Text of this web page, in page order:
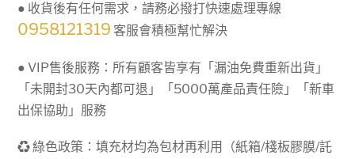
● 收貨後有任何需求，請務必撥打快速處理專線
0958121319 客服會積極幫忙解決
● VIP售後服務：所有顧客皆享有「漏油免費重新出貨」
「未開封30天內都可退」「5000萬產品責任險」「新車
出保協助」服務
♻ 綠色政策：填充材均為包材再利用（紙箱/棧板膠膜/託